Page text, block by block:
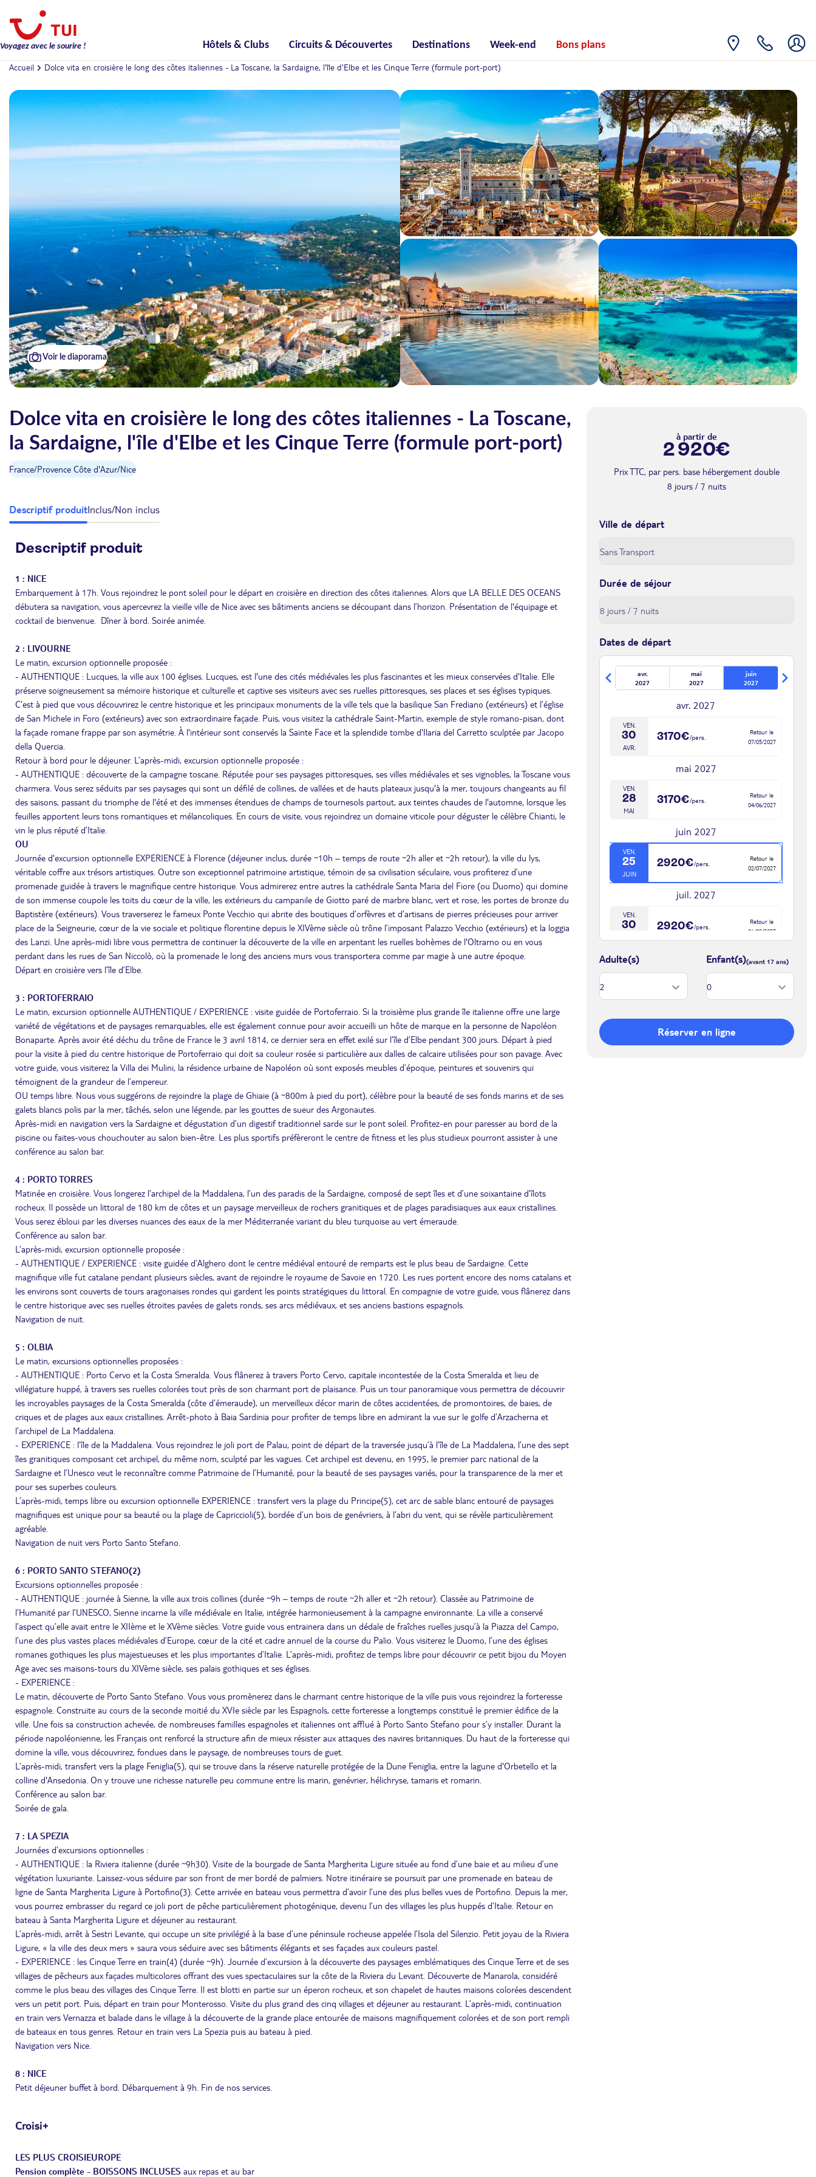
Voyagez avec le sourire ! Hôtels & Clubs Circuits & Découvertes Destinations Week-end Bons plans
Accueil Dolce vita en croisière le long des côtes italiennes - La Toscane, la Sardaigne, l'île d'Elbe et les Cinque Terre (formule port-port)
Voir le diaporama
Dolce vita en croisière le long des côtes italiennes - La Toscane,
la Sardaigne, l'île d'Elbe et les Cinque Terre (formule port-port)
France/Provence Côte d'Azur/Nice
Descriptif produitInclus/Non inclus
Descriptif produit
1 : NICE
Embarquement à 17h. Vous rejoindrez le pont soleil pour le départ en croisière en direction des côtes italiennes. Alors que LA BELLE DES OCEANS
débutera sa navigation, vous apercevrez la vieille ville de Nice avec ses bâtiments anciens se découpant dans l’horizon. Présentation de l'équipage et
cocktail de bienvenue. Dîner à bord. Soirée animée.
2 : LIVOURNE
Le matin, excursion optionnelle proposée :
- AUTHENTIQUE : Lucques, la ville aux 100 églises. Lucques, est l'une des cités médiévales les plus fascinantes et les mieux conservées d'Italie. Elle
préserve soigneusement sa mémoire historique et culturelle et captive ses visiteurs avec ses ruelles pittoresques, ses places et ses églises typiques.
C’est à pied que vous découvrirez le centre historique et les principaux monuments de la ville tels que la basilique San Frediano (extérieurs) et l’église
de San Michele in Foro (extérieurs) avec son extraordinaire façade. Puis, vous visitez la cathédrale Saint-Martin, exemple de style romano-pisan, dont
la façade romane frappe par son asymétrie. À l'intérieur sont conservés la Sainte Face et la splendide tombe d'Ilaria del Carretto sculptée par Jacopo
della Quercia.
Retour à bord pour le déjeuner. L’après-midi, excursion optionnelle proposée :
- AUTHENTIQUE : découverte de la campagne toscane. Réputée pour ses paysages pittoresques, ses villes médiévales et ses vignobles, la Toscane vous
charmera. Vous serez séduits par ses paysages qui sont un défilé de collines, de vallées et de hauts plateaux jusqu'à la mer, toujours changeants au fil
des saisons, passant du triomphe de l'été et des immenses étendues de champs de tournesols partout, aux teintes chaudes de l'automne, lorsque les
feuilles apportent leurs tons romantiques et mélancoliques. En cours de visite, vous rejoindrez un domaine viticole pour déguster le célèbre Chianti, le
vin le plus réputé d’Italie.
OU
Journée d'excursion optionnelle EXPERIENCE à Florence (déjeuner inclus, durée ~10h – temps de route ~2h aller et ~2h retour), la ville du lys,
véritable coffre aux trésors artistiques. Outre son exceptionnel patrimoine artistique, témoin de sa civilisation séculaire, vous profiterez d’une
promenade guidée à travers le magnifique centre historique. Vous admirerez entre autres la cathédrale Santa Maria del Fiore (ou Duomo) qui domine
de son immense coupole les toits du cœur de la ville, les extérieurs du campanile de Giotto paré de marbre blanc, vert et rose, les portes de bronze du
Baptistère (extérieurs). Vous traverserez le fameux Ponte Vecchio qui abrite des boutiques d’orfèvres et d’artisans de pierres précieuses pour arriver
place de la Seigneurie, cœur de la vie sociale et politique florentine depuis le XIVème siècle où trône l’imposant Palazzo Vecchio (extérieurs) et la loggia
des Lanzi. Une après-midi libre vous permettra de continuer la découverte de la ville en arpentant les ruelles bohèmes de l'Oltrarno ou en vous
perdant dans les rues de San Niccolò, où la promenade le long des anciens murs vous transportera comme par magie à une autre époque.
Départ en croisière vers l’île d’Elbe.
3 : PORTOFERRAIO
Le matin, excursion optionnelle AUTHENTIQUE / EXPERIENCE : visite guidée de Portoferraio. Si la troisième plus grande île italienne offre une large
variété de végétations et de paysages remarquables, elle est également connue pour avoir accueilli un hôte de marque en la personne de Napoléon
Bonaparte. Après avoir été déchu du trône de France le 3 avril 1814, ce dernier sera en effet exilé sur l’île d’Elbe pendant 300 jours. Départ à pied
pour la visite à pied du centre historique de Portoferraio qui doit sa couleur rosée si particulière aux dalles de calcaire utilisées pour son pavage. Avec
votre guide, vous visiterez la Villa dei Mulini, la résidence urbaine de Napoléon où sont exposés meubles d’époque, peintures et souvenirs qui
témoignent de la grandeur de l’empereur.
OU temps libre. Nous vous suggérons de rejoindre la plage de Ghiaie (à ~800m à pied du port), célèbre pour la beauté de ses fonds marins et de ses
galets blancs polis par la mer, tâchés, selon une légende, par les gouttes de sueur des Argonautes.
Après-midi en navigation vers la Sardaigne et dégustation d’un digestif traditionnel sarde sur le pont soleil. Profitez-en pour paresser au bord de la
piscine ou faites-vous chouchouter au salon bien-être. Les plus sportifs préfèreront le centre de fitness et les plus studieux pourront assister à une
conférence au salon bar.
4 : PORTO TORRES
Matinée en croisière. Vous longerez l’archipel de la Maddalena, l’un des paradis de la Sardaigne, composé de sept îles et d’une soixantaine d’îlots
rocheux. Il possède un littoral de 180 km de côtes et un paysage merveilleux de rochers granitiques et de plages paradisiaques aux eaux cristallines.
Vous serez ébloui par les diverses nuances des eaux de la mer Méditerranée variant du bleu turquoise au vert émeraude.
Conférence au salon bar.
L’après-midi, excursion optionnelle proposée :
- AUTHENTIQUE / EXPERIENCE : visite guidée d’Alghero dont le centre médiéval entouré de remparts est le plus beau de Sardaigne. Cette
magnifique ville fut catalane pendant plusieurs siècles, avant de rejoindre le royaume de Savoie en 1720. Les rues portent encore des noms catalans et
les environs sont couverts de tours aragonaises rondes qui gardent les points stratégiques du littoral. En compagnie de votre guide, vous flânerez dans
le centre historique avec ses ruelles étroites pavées de galets ronds, ses arcs médiévaux, et ses anciens bastions espagnols.
Navigation de nuit.
5 : OLBIA
Le matin, excursions optionnelles proposées :
- AUTHENTIQUE : Porto Cervo et la Costa Smeralda. Vous flânerez à travers Porto Cervo, capitale incontestée de la Costa Smeralda et lieu de
villégiature huppé, à travers ses ruelles colorées tout près de son charmant port de plaisance. Puis un tour panoramique vous permettra de découvrir
les incroyables paysages de la Costa Smeralda (côte d’émeraude), un merveilleux décor marin de côtes accidentées, de promontoires, de baies, de
criques et de plages aux eaux cristallines. Arrêt-photo à Baia Sardinia pour profiter de temps libre en admirant la vue sur le golfe d’Arzacherna et
l’archipel de La Maddalena.
- EXPERIENCE : l’île de la Maddalena. Vous rejoindrez le joli port de Palau, point de départ de la traversée jusqu’à l’île de La Maddalena, l’une des sept
îles granitiques composant cet archipel, du même nom, sculpté par les vagues. Cet archipel est devenu, en 1995, le premier parc national de la
Sardaigne et l’Unesco veut le reconnaître comme Patrimoine de l’Humanité, pour la beauté de ses paysages variés, pour la transparence de la mer et
pour ses superbes couleurs.
L’après-midi, temps libre ou excursion optionnelle EXPERIENCE : transfert vers la plage du Principe(5), cet arc de sable blanc entouré de paysages
magnifiques est unique pour sa beauté ou la plage de Capriccioli(5), bordée d’un bois de genévriers, à l’abri du vent, qui se révèle particulièrement
agréable.
Navigation de nuit vers Porto Santo Stefano.
6 : PORTO SANTO STEFANO(2)
Excursions optionnelles proposée :
- AUTHENTIQUE : journée à Sienne, la ville aux trois collines (durée ~9h – temps de route ~2h aller et ~2h retour). Classée au Patrimoine de
l’Humanité par l’UNESCO, Sienne incarne la ville médiévale en Italie, intégrée harmonieusement à la campagne environnante. La ville a conservé
l’aspect qu’elle avait entre le XIIème et le XVème siècles. Votre guide vous entrainera dans un dédale de fraîches ruelles jusqu’à la Piazza del Campo,
l’une des plus vastes places médiévales d’Europe, cœur de la cité et cadre annuel de la course du Palio. Vous visiterez le Duomo, l’une des églises
romanes gothiques les plus majestueuses et les plus importantes d’Italie. L’après-midi, profitez de temps libre pour découvrir ce petit bijou du Moyen
Age avec ses maisons-tours du XIVème siècle, ses palais gothiques et ses églises.
- EXPERIENCE :
Le matin, découverte de Porto Santo Stefano. Vous vous promènerez dans le charmant centre historique de la ville puis vous rejoindrez la forteresse
espagnole. Construite au cours de la seconde moitié du XVIe siècle par les Espagnols, cette forteresse a longtemps constitué le premier édifice de la
ville. Une fois sa construction achevée, de nombreuses familles espagnoles et italiennes ont afflué à Porto Santo Stefano pour s’y installer. Durant la
période napoléonienne, les Français ont renforcé la structure afin de mieux résister aux attaques des navires britanniques. Du haut de la forteresse qui
domine la ville, vous découvrirez, fondues dans le paysage, de nombreuses tours de guet.
L’après-midi, transfert vers la plage Feniglia(5), qui se trouve dans la réserve naturelle protégée de la Dune Feniglia, entre la lagune d'Orbetello et la
colline d'Ansedonia. On y trouve une richesse naturelle peu commune entre lis marin, genévrier, hélichryse, tamaris et romarin.
Conférence au salon bar.
Soirée de gala.
7 : LA SPEZIA
Journées d’excursions optionnelles :
- AUTHENTIQUE : la Riviera italienne (durée ~9h30). Visite de la bourgade de Santa Margherita Ligure située au fond d’une baie et au milieu d’une
végétation luxuriante. Laissez-vous séduire par son front de mer bordé de palmiers. Notre itinéraire se poursuit par une promenade en bateau de
ligne de Santa Margherita Ligure à Portofino(3). Cette arrivée en bateau vous permettra d’avoir l’une des plus belles vues de Portofino. Depuis la mer,
vous pourrez embrasser du regard ce joli port de pêche particulièrement photogénique, devenu l’un des villages les plus huppés d’Italie. Retour en
bateau à Santa Margherita Ligure et déjeuner au restaurant.
L’après-midi, arrêt à Sestri Levante, qui occupe un site privilégié à la base d’une péninsule rocheuse appelée l’Isola del Silenzio. Petit joyau de la Riviera
Ligure, « la ville des deux mers » saura vous séduire avec ses bâtiments élégants et ses façades aux couleurs pastel.
- EXPERIENCE : les Cinque Terre en train(4) (durée ~9h). Journée d’excursion à la découverte des paysages emblématiques des Cinque Terre et de ses
villages de pêcheurs aux façades multicolores offrant des vues spectaculaires sur la côte de la Riviera du Levant. Découverte de Manarola, considéré
comme le plus beau des villages des Cinque Terre. Il est blotti en partie sur un éperon rocheux, et son chapelet de hautes maisons colorées descendent
vers un petit port. Puis, départ en train pour Monterosso. Visite du plus grand des cinq villages et déjeuner au restaurant. L’après-midi, continuation
en train vers Vernazza et balade dans le village à la découverte de la grande place entourée de maisons magnifiquement colorées et de son port rempli
de bateaux en tous genres. Retour en train vers La Spezia puis au bateau à pied.
Navigation vers Nice.
8 : NICE
Petit déjeuner buffet à bord. Débarquement à 9h. Fin de nos services.
Croisi+
LES PLUS CROISIEUROPE
Pension complète - BOISSONS INCLUSES aux repas et au bar
à partir de
2 920€
Prix TTC, par pers. base hébergement double
8 jours / 7 nuits
Ville de départ
Durée de séjour
Dates de départ
avr.
2027
mai
2027
juin
2027
avr. 2027
VEN.
30
AVR.
3170€/pers.
Retour le
07/05/2027
mai 2027
VEN.
28
MAI
3170€/pers.
Retour le
04/06/2027
juin 2027
VEN.
25
JUIN
2920€/pers.
Retour le
02/07/2027
juil. 2027
VEN.
30 2920€/pers.
Retour le
06/08/2027
août 2027
AOÛT
2920€ /pers.
sept. 2027
Retour le
Adulte(s) Enfant(s)
Réserver en ligne